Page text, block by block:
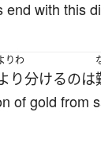
end with this
りわ
り分けるのは
of gold from